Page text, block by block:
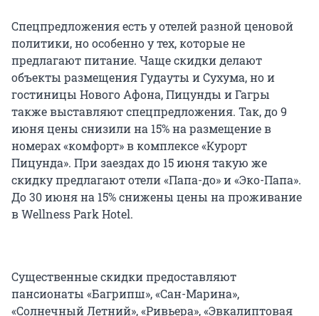
Спецпредложения есть у отелей разной ценовой
политики, но особенно у тех, которые не
предлагают питание. Чаще скидки делают
объекты размещения Гудауты и Сухума, но и
гостиницы Нового Афона, Пицунды и Гагры
также выставляют спецпредложения. Так, до 9
июня цены снизили на 15% на размещение в
номерах «комфорт» в комплексе «Курорт
Пицунда». При заездах до 15 июня такую же
скидку предлагают отели «Папа-до» и «Эко-Папа».
До 30 июня на 15% снижены цены на проживание
в Wellness Park Hotel.
Существенные скидки предоставляют
пансионаты «Багрипш», «Сан-Марина»,
«Солнечный Летний», «Ривьера», «Эвкалиптовая